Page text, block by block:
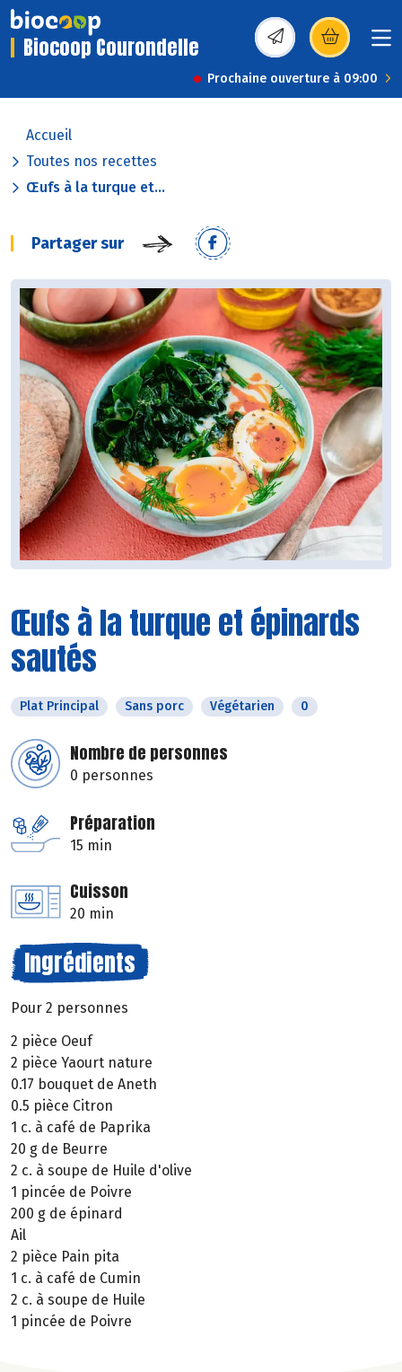
Biocoop Courondelle (s’ouvre dans une
Prochaine ouverture à 09:00
Accueil
Toutes nos recettes
Œufs à la turque et...
Partager sur
Œufs à la turque et épinards
sautés
Plat Principal Sans porc Végétarien 0
Nombre de personnes
0 personnes
Préparation
15 min
Cuisson
20 min
Ingrédients
Pour 2 personnes
2 pièce Oeuf
2 pièce Yaourt nature
0.17 bouquet de Aneth
0.5 pièce Citron
1 c. à café de Paprika
20 g de Beurre
2 c. à soupe de Huile d'olive
1 pincée de Poivre
200 g de épinard
Ail
2 pièce Pain pita
1 c. à café de Cumin
2 c. à soupe de Huile
1 pincée de Poivre